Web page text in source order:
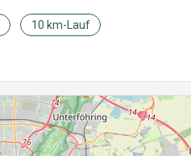
10 km-Lauf